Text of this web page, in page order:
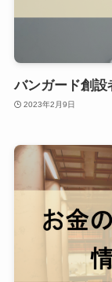
バンガード創設
2023年2月9日